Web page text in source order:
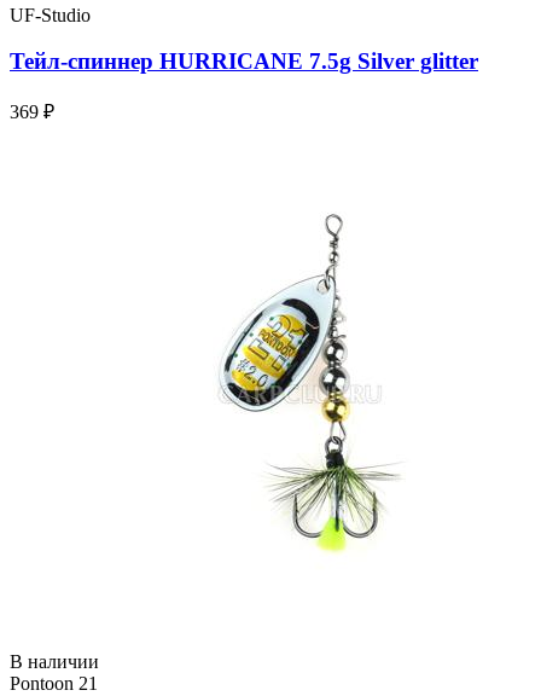
UF-Studio
Тейл-спиннер HURRICANE 7.5g Silver glitter
369 ₽
В наличии
Pontoon 21